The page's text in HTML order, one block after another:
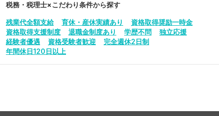
税務・税理士×こだわり条件から探す
残業代全額支給 育休・産休実績あり
資格取得奨励一時金
資格取得支援制度
退職金制度あり 学歴不問
独立応援
経験者優遇
資格受験者歓迎
完全週休2日制
年間休日120日以上